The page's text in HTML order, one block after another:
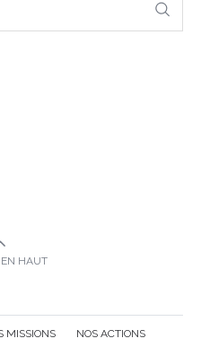
HAUT
MISSIONS NOS ACTIONS